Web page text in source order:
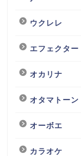
ウクレレ
エフェクター
オカリナ
オタマトーン
オーボエ
カラオケ